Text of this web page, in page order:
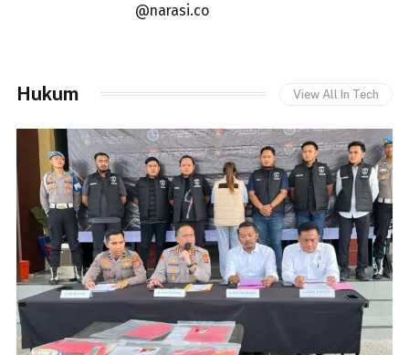
@narasi.co
Hukum View All In Tech